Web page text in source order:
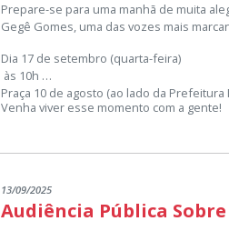
Prepare-se para uma manhã de muita
Gegê Gomes, uma das vozes mais
Dia 17 de setembro (quarta-feira)
às 10h
Praça 10 de agosto (ao lado da Prefeitura
Venha viver esse momento com a gente!
13/09/2025
Audiência Pública Sobre